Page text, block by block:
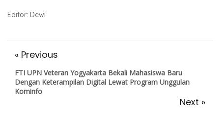
Editor: Dewi
« Previous
FTI UPN Veteran Yogyakarta Bekali Mahasiswa Baru
Dengan Keterampilan Digital Lewat Program Unggulan
Kominfo
Next »